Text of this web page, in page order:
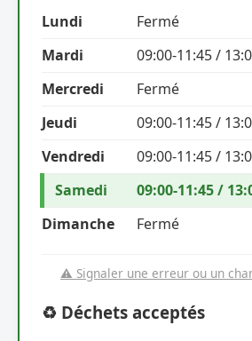
Lundi
Fermé
Mardi
09:00-11:45 /
Mercredi
Fermé
Jeudi
09:00-11:45 /
Vendredi
09:00-11:45 /
Samedi
09:00-11:45 /
Dimanche
Fermé
⚠️ Signaler une erreur ou un
♻️ Déchets acceptés